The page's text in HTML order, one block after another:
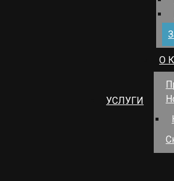
УСЛУГИ
О